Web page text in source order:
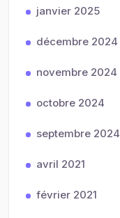
janvier 2025
décembre 2024
novembre 2024
octobre 2024
septembre 2024
avril 2021
février 2021